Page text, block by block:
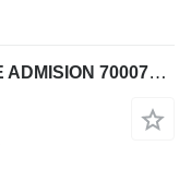
Iný náhradný diel motora TAPA DE ADMISION 7000753 na šmykom riadeného nakladača Bobcat S160